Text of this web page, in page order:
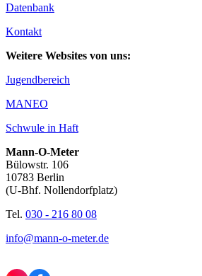
Datenbank
Kontakt
Weitere Websites von uns:
Jugendbereich
MANEO
Schwule in Haft
Mann-O-Meter
Bülowstr. 106
10783 Berlin
(U-Bhf. Nollendorfplatz)
Tel. 030 - 216 80 08
info@mann-o-meter.de